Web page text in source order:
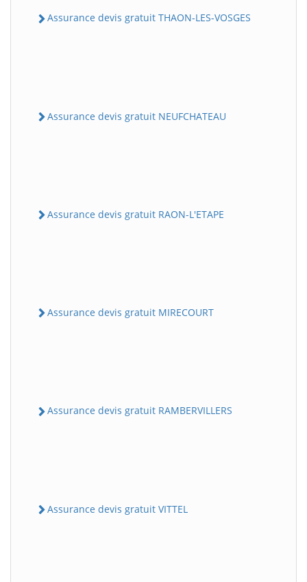
Assurance devis gratuit THAON-LES-VOSGES
Assurance devis gratuit NEUFCHATEAU
Assurance devis gratuit RAON-L'ETAPE
Assurance devis gratuit MIRECOURT
Assurance devis gratuit RAMBERVILLERS
Assurance devis gratuit VITTEL